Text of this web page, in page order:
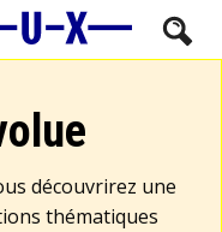
découvrirez une
thématiques